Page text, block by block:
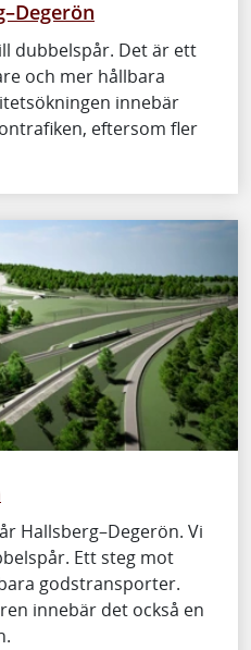
dubbelspår. Det är ett
och mer hållbara
innebär
eftersom fler
Hallsberg–Degerön. Vi
Ett steg mot
godstransporter.
innebär det också en